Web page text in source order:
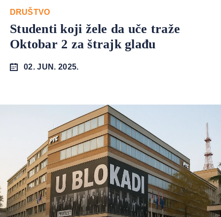
DRUŠTVO
Studenti koji žele da uče traže
Oktobar 2 za štrajk glađu
02. JUN. 2025.